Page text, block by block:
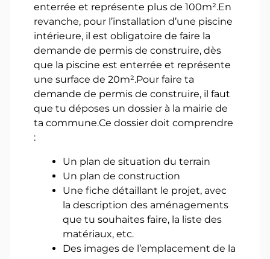
enterrée et représente plus de 100m².En
revanche, pour l’installation d’une piscine
intérieure, il est obligatoire de faire la
demande de permis de construire, dès
que la piscine est enterrée et représente
une surface de 20m².Pour faire ta
demande de permis de construire, il faut
que tu déposes un dossier à la mairie de
ta commune.Ce dossier doit comprendre
:
Un plan de situation du terrain
Un plan de construction
Une fiche détaillant le projet, avec
la description des aménagements
que tu souhaites faire, la liste des
matériaux, etc.
Des images de l’emplacement de la